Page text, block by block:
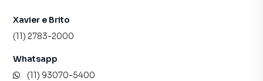
Xavier e Brito
(11) 2783-2000
Whatsapp
(11) 93070-5400